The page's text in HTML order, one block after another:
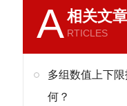
A相关文章
RTICLES
多组数值上下
何？